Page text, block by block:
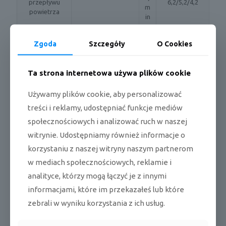
przepływu
powietrza
m
in
6,2/5,2/4,2
Moc
Chłodzenie 50
akustyczne
d
A)
Źródło
zasilania
H
z/
1,2/220,240/5
0
Zużycie prądu
Chłodzenie W
Chłodzenie A
Zgoda Szczegóły O Cookies
Ta strona internetowa używa plików cookie
Używamy plików cookie, aby personalizować
treści i reklamy, udostępniać funkcje mediów
społecznościowych i analizować ruch w naszej
witrynie. Udostępniamy również informacje o
korzystaniu z naszej witryny naszym partnerom
w mediach społecznościowych, reklamie i
analityce, którzy mogą łączyć je z innymi
informacjami, które im przekazałeś lub które
zebrali w wyniku korzystania z ich usług.